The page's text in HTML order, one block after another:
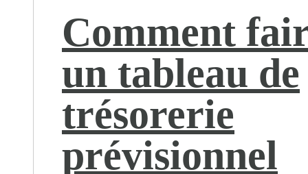
Comment
un tableau de
trésorerie
prévisionnel